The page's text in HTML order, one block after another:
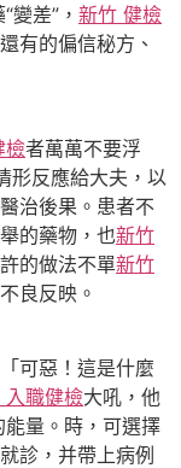
變差”， 新竹 健檢
有的偏信秘方、
檢者萬萬不要浮
形反應給大夫，以
治後果。患者不
的藥物，也新竹
的做法不單新竹
良反映。
可惡！這是什麼
入職健檢大吼，他
量。時，可選擇
診，并帶上病例